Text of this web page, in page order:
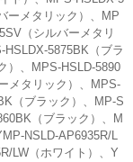
ーメタリック）、MP
（シルバーメタリ
5875BK（ブラ
）、MPS-HSLD-5890
メタリック）、MPS-
（ブラック）、MP-S
（ブラック）、M
NSLD-AP6935R/L
LW（ホワイト）、Y